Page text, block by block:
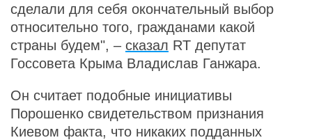
сделали для себя окончательный выбор
относительно того, гражданами какой
страны будем", – сказал RT депутат
Госсовета Крыма Владислав Ганжара.
Он считает подобные инициативы
Порошенко свидетельством признания
Киевом факта, что никаких подданных